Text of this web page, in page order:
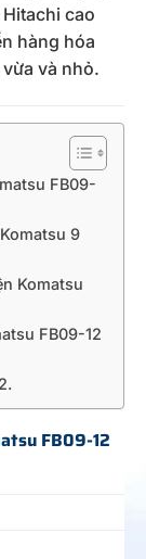
cao
hàng hóa
và nhỏ.
FB09-
9
Komatsu
FB09-12
FB09-12